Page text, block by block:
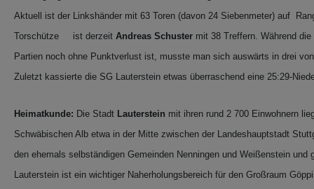
Aktuell ist der Linkshänder mit 63 Toren (davon 24 Siebenmeter) auf
Torschütze ist derzeit Andreas Schuster mit 38 Treffern. Während
Partien noch ohne Punktverlust ist, musste man sich auswärts in drei
Zuletzt kassierte die SG Lauterstein etwas überraschend eine 25:29-
Heimatkunde: Die Stadt Lauterstein mit ihren rund 2 700 Einwohnern
Schwäbischen Alb etwa in der Mitte zwischen der Landeshauptstadt
den ehemals selbständigen Gemeinden Nenningen und Weißenstein und
Lauterstein ist ein wichtiger Naherholungsbereich für den Großraum